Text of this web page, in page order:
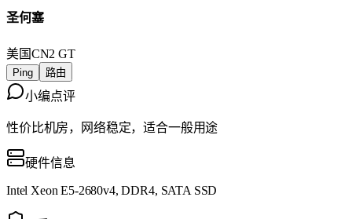
圣何塞
美国CN2 GT
Ping 路由
小编点评
性价比机房，网络稳定，适合一般用途
硬件信息
Intel Xeon E5-2680v4, DDR4, SATA SSD